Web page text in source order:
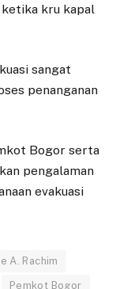
ketika kru kapal
sangat
penanganan
Bogor serta
pengalaman
evakuasi
A. Rachim
Pemkot Bogor